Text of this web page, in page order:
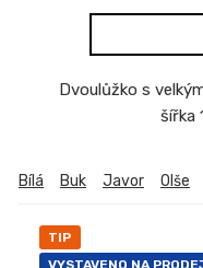
Dvoulůžko s
šířka
Bílá Buk Javor Olše
TIP
VYSTAVENO NA